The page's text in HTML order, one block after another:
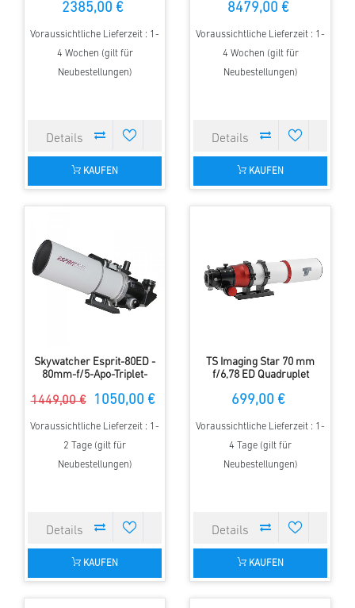
2385,00 €
Voraussichtliche Lieferzeit : 1-
4 Wochen (gilt für
Neubestellungen)
KAUFEN
8479,00 €
Voraussichtliche Lieferzeit : 1-
4 Wochen (gilt für
Neubestellungen)
KAUFEN
Skywatcher Esprit-80ED -
80mm-f/5-Apo-Triplet-
1449,00 € 1050,00 €
Voraussichtliche Lieferzeit : 1-
2 Tage (gilt für
Neubestellungen)
KAUFEN
TS Imaging Star 70 mm
f/6,78 ED Quadruplet
699,00 €
Voraussichtliche Lieferzeit : 1-
4 Tage (gilt für
Neubestellungen)
KAUFEN